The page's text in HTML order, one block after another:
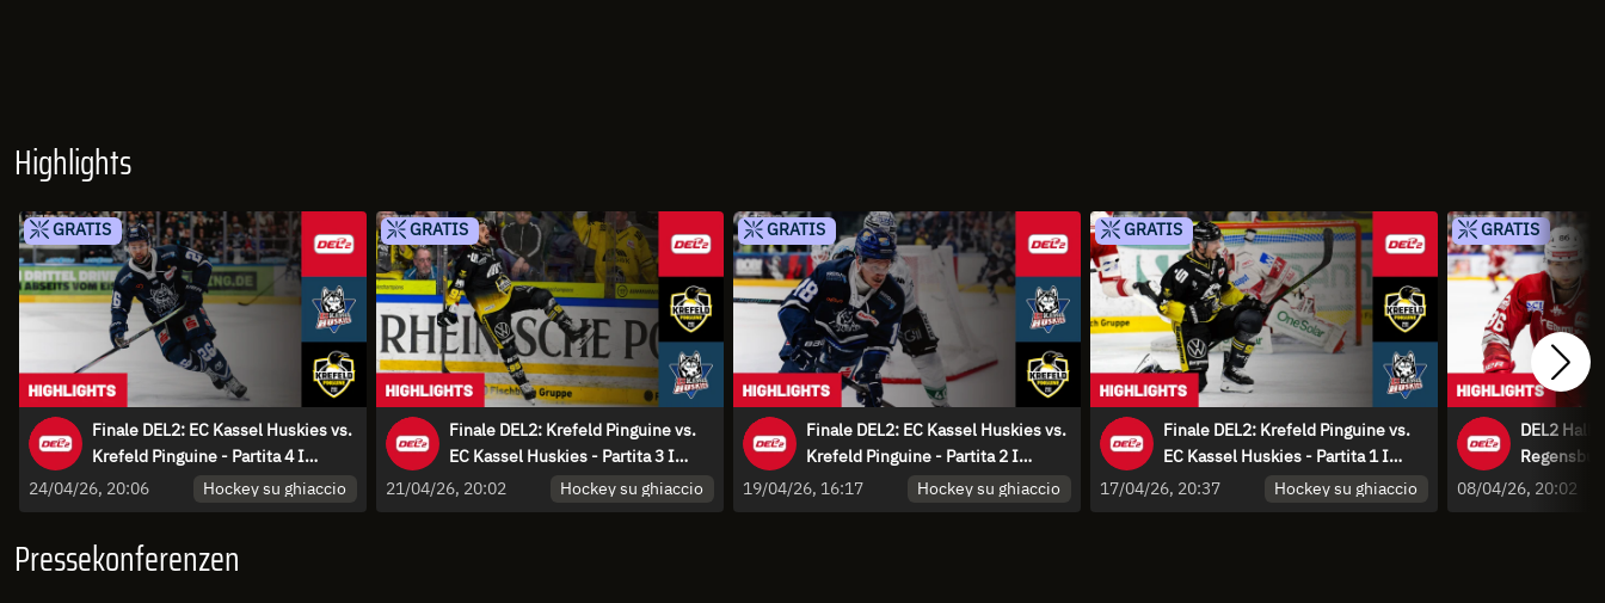
Highlights
GRATIS
Finale DEL2: EC Kassel Huskies vs.
Krefeld Pinguine - Partita 4 I
Highlights
24/04/26, 20:06 Hockey su ghiaccio
GRATIS
Finale DEL2: Krefeld Pinguine vs.
EC Kassel Huskies - Partita 3 I
Highlights
21/04/26, 20:02 Hockey su ghiaccio
GRATIS
Finale DEL2: EC Kassel Huskies vs.
Krefeld Pinguine - Partita 2 I
Highlights
19/04/26, 16:17 Hockey su ghiaccio
GRATIS
Finale DEL2: Krefeld Pinguine vs.
EC Kassel Huskies - Partita 1 I
Highlights
17/04/26, 20:37 Hockey su ghiaccio
GRATIS
DEL2
Spiel 4 I
08/04/26, 20:02
Pressekonferenzen